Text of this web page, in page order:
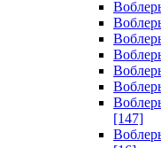
[147]